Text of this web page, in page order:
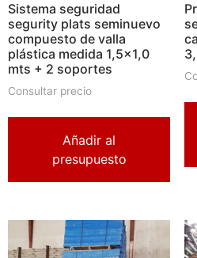
Sistema seguridad
segurity plats seminuevo
compuesto de valla
plástica medida 1,5×1,0
mts + 2 soportes
Consultar precio
Añadir al
presupuesto